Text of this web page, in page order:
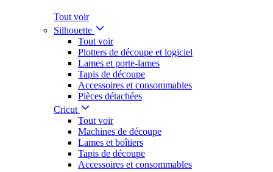
Tout voir
Silhouette
Tout voir
Plotters de découpe et logiciel
Lames et porte-lames
Tapis de découpe
Accessoires et consommables
Pièces détachées
Cricut
Tout voir
Machines de découpe
Lames et boîtiers
Tapis de découpe
Accessoires et consommables